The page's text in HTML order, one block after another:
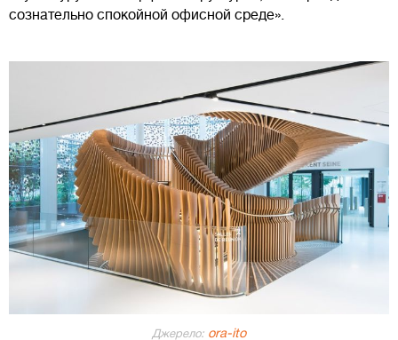
сознательно спокойной офисной среде».
Джерело: ora-ito